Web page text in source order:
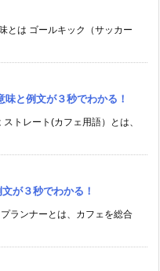
とは ゴールキック（サッカー
味と例文が３秒でわかる！
トレート(カフェ用語）とは、
が３秒でわかる！
ランナーとは、カフェを総合